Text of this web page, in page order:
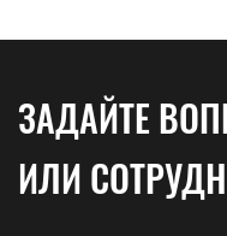
ЗАДАЙТЕ
ИЛИ